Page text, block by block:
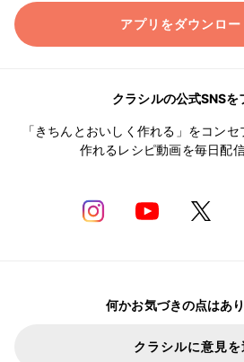
アプリをダウンロー
クラシルの公式SNSを
「きちんとおいしく作れる」をコン
作れるレシピ動画を毎日配
何かお気づきの点はあ
クラシルに意見を